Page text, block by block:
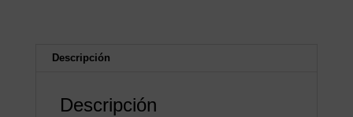
Descripción
Descripción